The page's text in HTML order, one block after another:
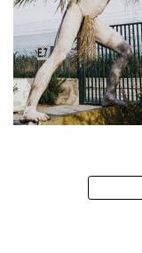
Navigation